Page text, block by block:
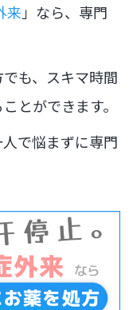
来 」なら、専門
も、スキマ時間
とができます。
で悩まずに専門